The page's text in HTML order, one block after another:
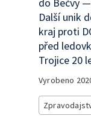
Další unik
kraj proti
před
Trojice 20
Vyrobeno